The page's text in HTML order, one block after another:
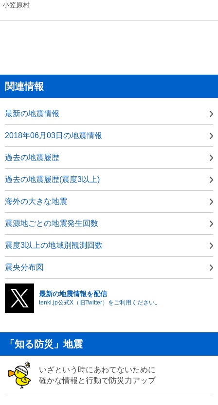
小笠原村
関連情報
最新の地震情報
2018年06月03日の地震情報
過去の地震履歴
過去の地震履歴(震度3以上)
海外の大きな地震
震源地ごとの地震発生回数
震度3以上の地域別観測回数
震央分布図
最新の地震情報を配信
tenki.jp公式X（旧Twitter）をご利用ください。
「知る防災」地震
いざという時にあわてないために
確かな情報と行動で防災力アップ